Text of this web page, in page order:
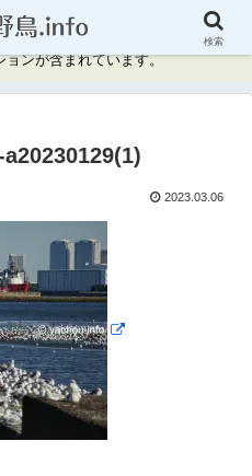
野鳥情報と記録
ョンが含まれています。
2023.03.06
検索